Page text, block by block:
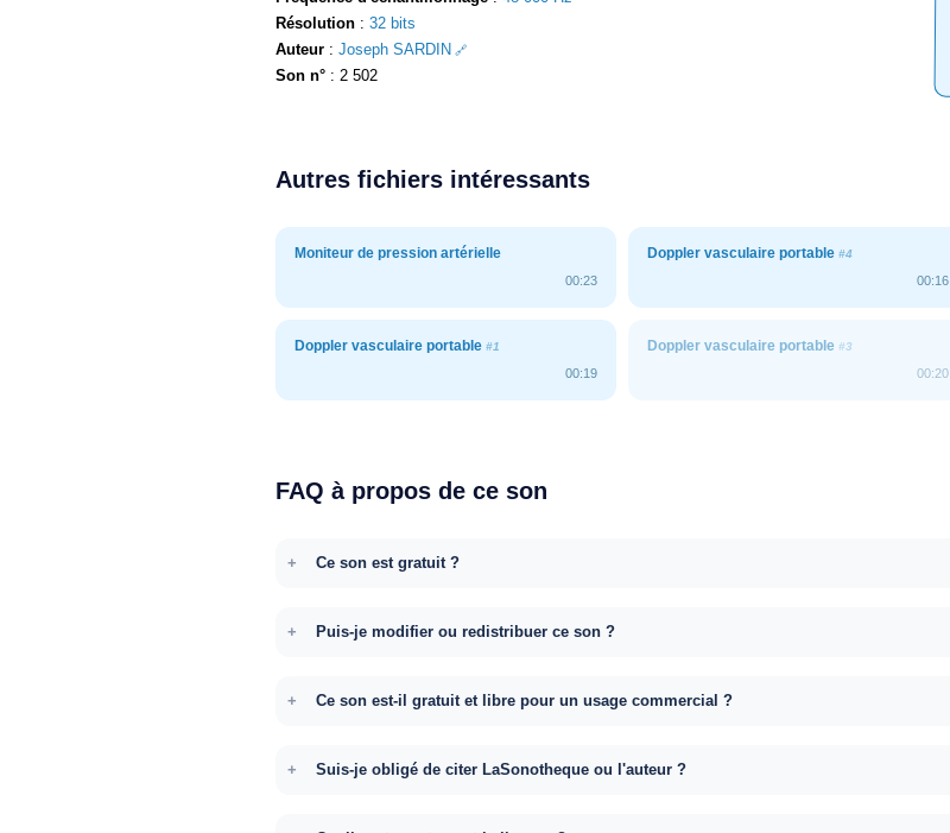
Résolution : 32 bits
Auteur : Joseph SARDIN
Son n° : 2 502
Autres fichiers intéressants
Moniteur de pression artérielle
00:23
Doppler vasculaire portable #4
00:16
Doppler vasculaire portable #1
00:19
Doppler vasculaire portable #3
00:20
FAQ à propos de ce son
Ce son est gratuit ?
Puis-je modifier ou redistribuer ce son ?
Ce son est-il gratuit et libre pour un usage commercial ?
Suis-je obligé de citer LaSonotheque ou l'auteur ?